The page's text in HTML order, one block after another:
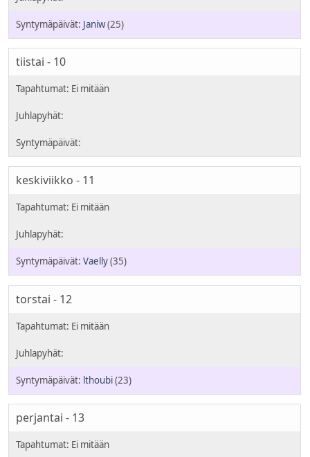
Janiw(25)
tiistai - 10
keskiviikko - 11
Vaelly(35)
torstai - 12
lthoubi(23)
perjantai - 13